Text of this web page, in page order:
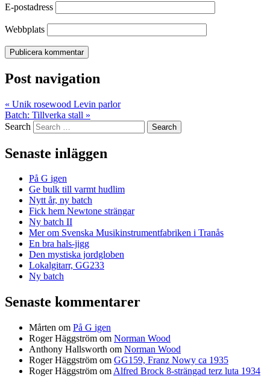
E-postadress
Webbplats
Post navigation
« Unik rosewood Levin parlor
Batch: Tillverka stall »
Search
Senaste inläggen
På G igen
Ge bulk till varmt hudlim
Nytt år, ny batch
Fick hem Newtone strängar
Ny batch II
Mer om Svenska Musikinstrumentfabriken i Tranås
En bra hals-jigg
Den mystiska jordgloben
Lokalgitarr, GG233
Ny batch
Senaste kommentarer
Mårten om På G igen
Roger Häggström om Norman Wood
Anthony Hallsworth om Norman Wood
Roger Häggström om GG159, Franz Nowy ca 1935
Roger Häggström om Alfred Brock 8-strängad terz luta 1934